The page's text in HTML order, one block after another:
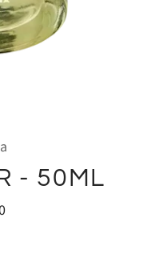
- 50ML